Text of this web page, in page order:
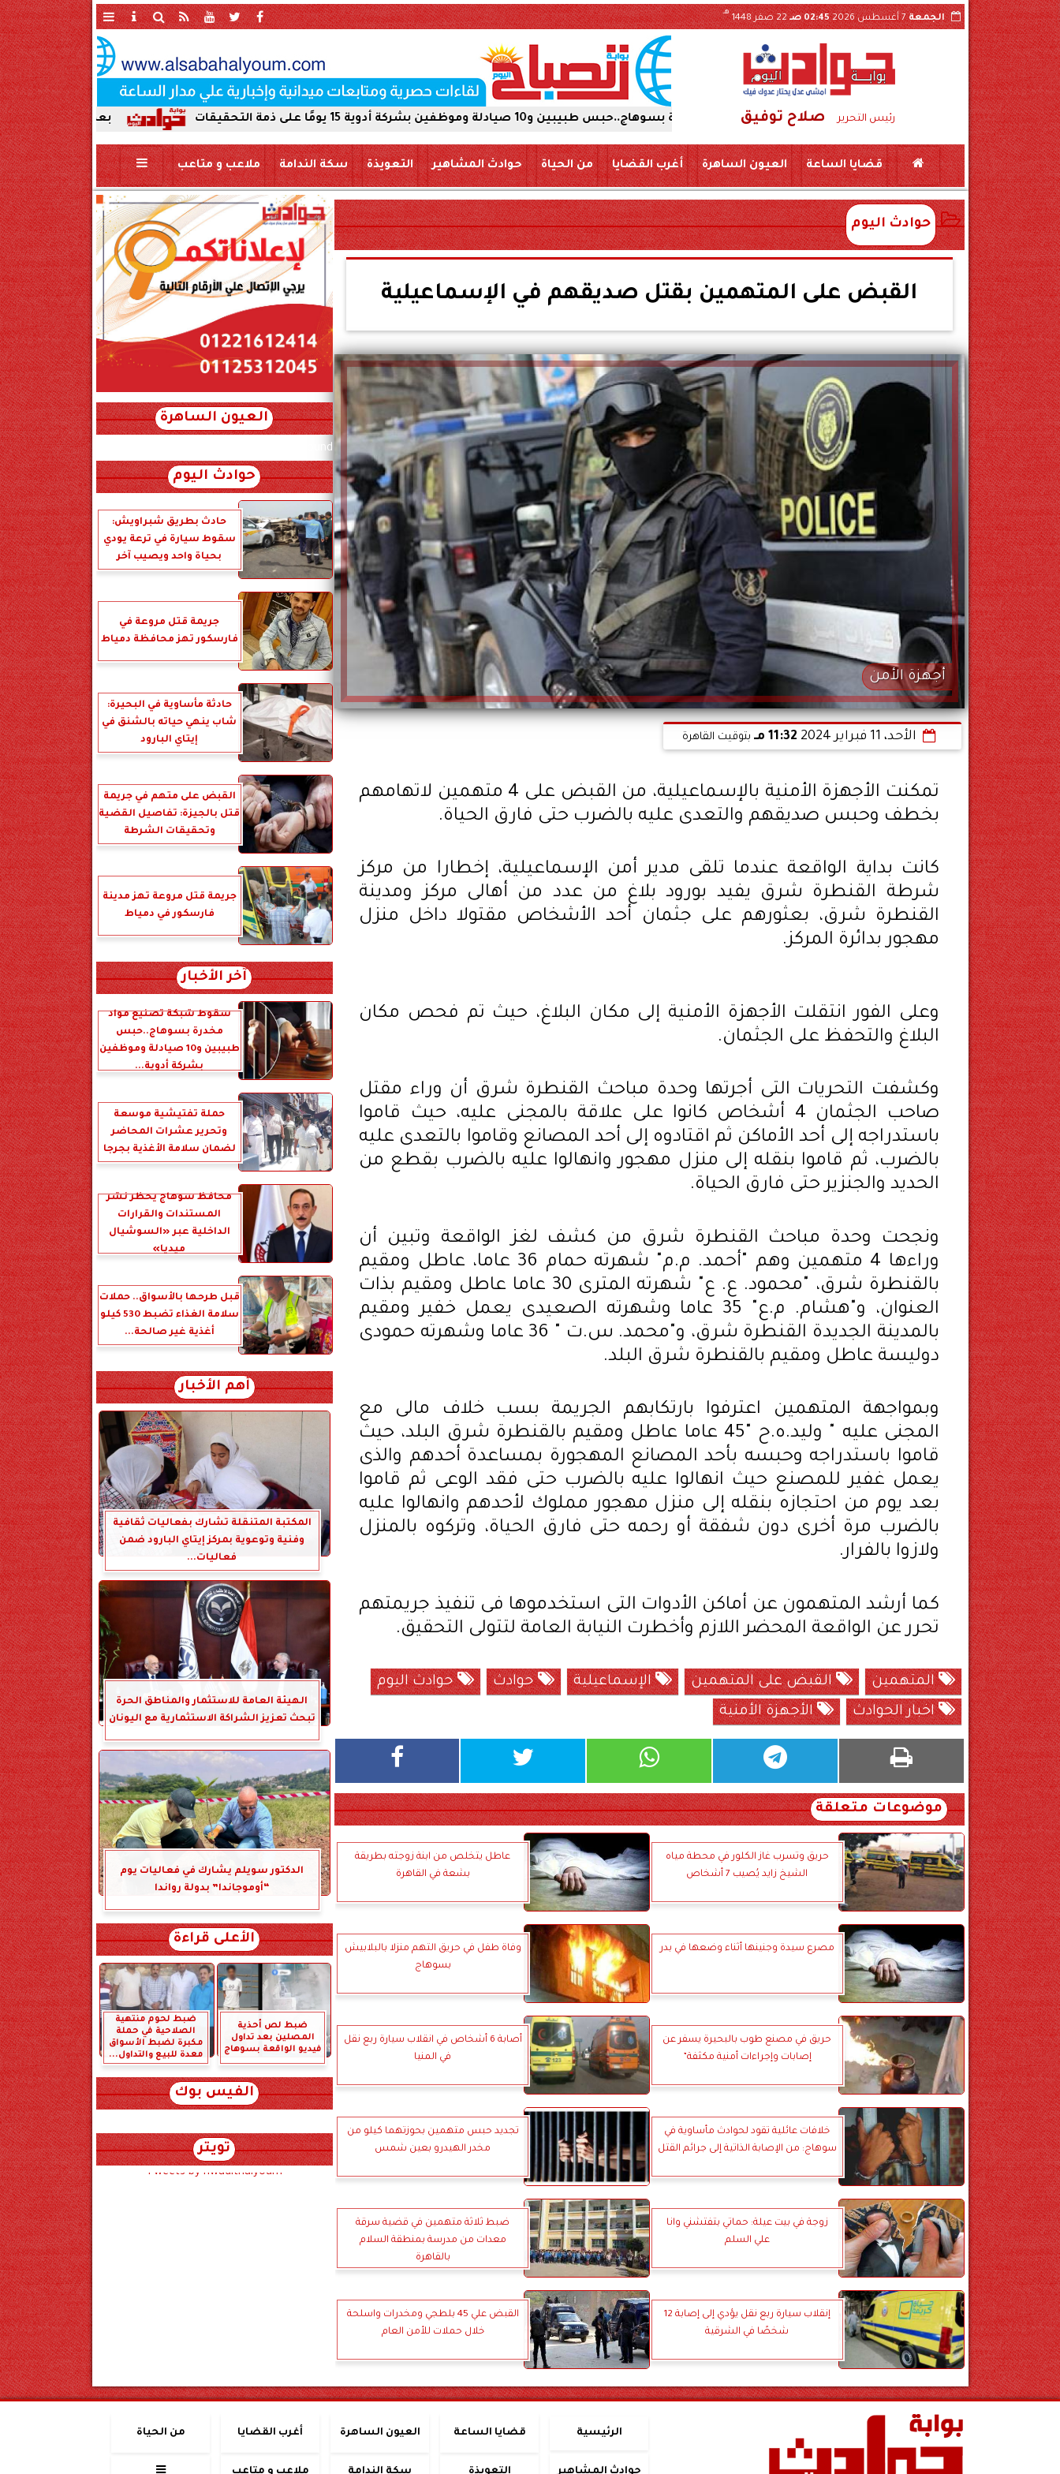
الجمعة7 أغسطس 2026 02:45 صـ 22 صفر 1448
هـ
رئيس التحرير صلاح توفيق بعد ضبط حمير مذبوحة في سقوط شبكة تصنيع مواد مخدرة بسوهاج..حبس طبيبين و10 صيادلة وموظفين بشركة أدوية 15 يومًا على ذمة التحقيقات بجرجا
قضايا الساعة العيون الساهرة أغرب القضايا من الحياة حوادث المشاهير التعويذة سكة الندامة ملاعب و متاعب
حوادث اليوم
القبض على المتهمين بقتل صديقهم في الإسماعيلية
أجهزة الأمن
الأحد، 11 فبراير 2024 11:32 مـ بتوقيت القاهرة
تمكنت الأجهزة الأمنية بالإسماعيلية، من القبض على 4 متهمين لاتهامهم
بخطف وحبس صديقهم والتعدى عليه بالضرب حتى فارق الحياة.
كانت بداية الواقعة عندما تلقى مدير أمن الإسماعيلية، إخطارا من مركز
شرطة القنطرة شرق يفيد بورود بلاغ من عدد من أهالى مركز ومدينة
القنطرة شرق، بعثورهم على جثمان أحد الأشخاص مقتولا داخل منزل
مهجور بدائرة المركز.
وعلى الفور انتقلت الأجهزة الأمنية إلى مكان البلاغ، حيث تم فحص مكان
البلاغ والتحفظ على الجثمان.
وكشفت التحريات التى أجرتها وحدة مباحث القنطرة شرق أن وراء مقتل
صاحب الجثمان 4 أشخاص كانوا على علاقة بالمجنى عليه، حيث قاموا
باستدراجه إلى أحد الأماكن ثم اقتادوه إلى أحد المصانع وقاموا بالتعدى عليه
بالضرب، ثم قاموا بنقله إلى منزل مهجور وانهالوا عليه بالضرب بقطع من
الحديد والجنزير حتى فارق الحياة.
ونجحت وحدة مباحث القنطرة شرق من كشف لغز الواقعة وتبين أن
وراءها 4 متهمين وهم "أحمد. م.م" شهرته حمام 36 عاما، عاطل ومقيم
بالقنطرة شرق، "محمود. ع. ع" شهرته المترى 30 عاما عاطل ومقيم بذات
العنوان، و"هشام. م.ع" 35 عاما وشهرته الصعيدى يعمل خفير ومقيم
بالمدينة الجديدة القنطرة شرق، و"محمد. س.ت " 36 عاما وشهرته حمودى
دوليسة عاطل ومقيم بالقنطرة شرق البلد.
وبمواجهة المتهمين اعترفوا بارتكابهم الجريمة بسب خلاف مالى مع
المجنى عليه " وليد.ه.ح "45 عاما عاطل ومقيم بالقنطرة شرق البلد، حيث
قاموا باستدراجه وحبسه بأحد المصانع المهجورة بمساعدة أحدهم والذى
يعمل غفير للمصنع حيث انهالوا عليه بالضرب حتى فقد الوعى ثم قاموا
بعد يوم من احتجازه بنقله إلى منزل مهجور مملوك لأحدهم وانهالوا عليه
بالضرب مرة أخرى دون شفقة أو رحمه حتى فارق الحياة، وتركوه بالمنزل
ولازوا بالفرار.
كما أرشد المتهمون عن أماكن الأدوات التى استخدموها فى تنفيذ جريمتهم
تحرر عن الواقعة المحضر اللازم وأخطرت النيابة العامة لتتولى التحقيق.
المتهمين القبض على المتهمين الإسماعيلية حوادث
حوادث اليوم
اخبار الحوادث
الأجهزة الأمنية
موضوعات متعلقة
حريق وتسرب غاز الكلور في محطة مياه
الشيخ زايد يُصيب 7 أشخاص
عاطل يتخلص من ابنة زوجته بطريقة
بشعة في القاهرة
مصرع سيدة وجنينها أثناء وضعها في بدر
وفاة طفل في حريق التهم منزلا بالبلابيش
بسوهاج
حريق في مصنع طوب بالبحيرة يسفر عن
إصابات وإجراءات أمنية مكثفة”
أصابة 6 أشخاص في انقلاب سيارة ربع نقل
في المنيا
خلافات عائلية تقود لحوادث مأساوية في
سوهاج: من الإصابة الذاتية إلى جرائم القتل
تجديد حبس متهمين بحوزتهما كيلو من
مخدر الهيدرو بعين شمس
زوجة في بيت عيلة: حماتي بتفتشني وانا
علي السلم
ضبط ثلاثة متهمين في قضية سرقة
معدات من مدرسة بمنطقة السلام
بالقاهرة
إنقلاب سيارة ربع نقل يؤدي إلى إصابة 12
شخصًا في الشرقية
القبض علي 45 بلطجي ومخدرات واسلحة
خلال حملات للأمن العام
العيون الساهرة
xml_json/rss/~12.xml x0n not found
حوادث اليوم
حادث بطريق شبراويش:
سقوط سيارة في ترعة يودي
بحياة واحد ويصيب آخر
جريمة قتل مروعة في
فارسكور تهز محافظة دمياط
حادثة مأساوية في البحيرة:
شاب ينهي حياته بالشنق في
إيتاي البارود
القبض على متهم في جريمة
قتل بالجيزة: تفاصيل القضية
وتحقيقات الشرطة
جريمة قتل مروعة تهز مدينة
فارسكور في دمياط
آخر الأخبار
سقوط شبكة تصنيع مواد
مخدرة بسوهاج..حبس
طبيبين و10 صيادلة وموظفين
بشركة أدوية...
حملة تفتيشية موسعة
وتحرير عشرات المحاضر
لضمان سلامة الأغذية بجرجا
محافظ سوهاج يحظر نشر
المستندات والقرارات
الداخلية عبر «السوشيال
ميديا»
قبل طرحها بالأسواق.. حملات
سلامة الغذاء تضبط 530 كيلو
أغذية غير صالحة...
أهم الأخبار
المكتبة المتنقلة تشارك بفعاليات ثقافية
وفنية وتوعوية بمركز إيتاي البارود ضمن
فعاليات...
الهيئة العامة للاستثمار والمناطق الحرة
تبحث تعزيز الشراكة الاستثمارية مع اليونان
الدكتور سويلم يشارك في فعاليات يوم
“أوموجاندا” بدولة رواندا
الأعلى قراءة
ضبط لص أحذية
المصلين بعد تداول
فيديو الواقعة بسوهاج
ضبط لحوم منتهية
الصلاحية في حملة
مكبرة لضبط الأسواق
معدة للبيع والتداول...
الفيس بوك
تويتر
Tweets by hwadithalyoum
الرئيسية قضايا الساعة العيون الساهرة أغرب القضايا من الحياة
حوادث المشاهير التعويذة سكة الندامة ملاعب و متاعب 